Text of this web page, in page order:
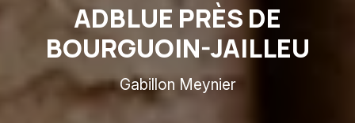
ADBLUE PRÈS DE
BOURGUOIN-JAILLEU
Gabillon Meynier